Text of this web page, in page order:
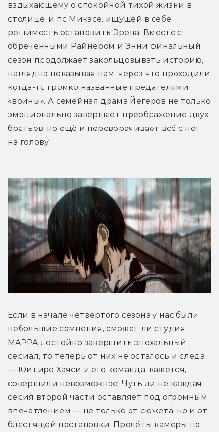
вздыхающему о спокойной тихой жизни в
столице, и по Микасе, ищущей в себе
решимость остановить Эрена. Вместе с
обречёнными Райнером и Энни финальный
сезон продолжает закольцовывать историю,
наглядно показывая нам, через что проходили
когда-то громко названные предателями
«воины». А семейная драма Йегеров не только
эмоционально завершает преображение двух
братьев, но ещё и переворачивает всё с ног
на голову.
Если в начале четвёртого сезона у нас были
небольшие сомнения, сможет ли студия
MAPPA достойно завершить эпохальный
сериал, то теперь от них не осталось и следа
— Юитиро Хаяси и его команда, кажется,
совершили невозможное. Чуть ли не каждая
серия второй части оставляет под огромным
впечатлением — не только от сюжета, но и от
блестящей постановки. Пролёты камеры по